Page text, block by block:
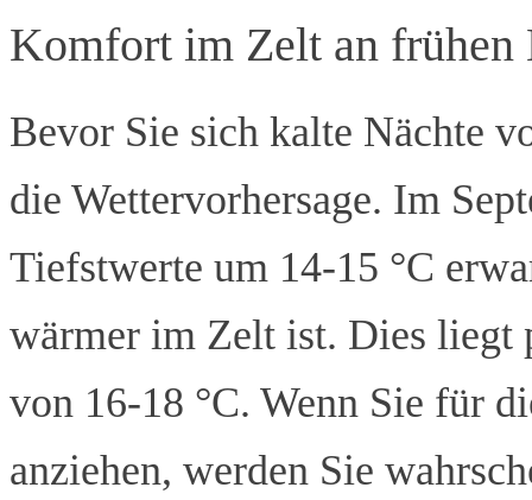
Komfort im Zelt an frühen
Bevor Sie sich kalte Nächte
die Wettervorhersage. Im
Tiefstwerte um 14-15 °C
wärmer im Zelt ist. Dies liegt
von 16-18 °C. Wenn Sie für
anziehen, werden Sie